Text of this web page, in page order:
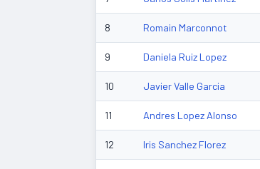
8 Romain Marconnot
9 Daniela Ruiz Lopez
10 Javier Valle Garcia
11 Andres Lopez Alonso
12 Iris Sanchez Florez